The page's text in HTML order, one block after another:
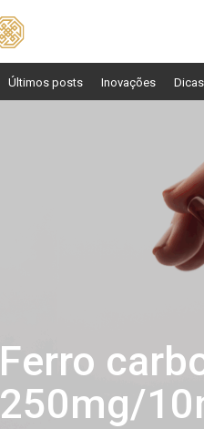
Últimos posts Inovações
Ferro
250mg/